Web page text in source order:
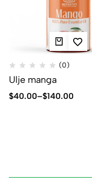
(0)
Ulje manga
$40.00–$140.00